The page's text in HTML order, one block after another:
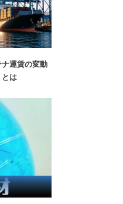
運賃の変動
とは